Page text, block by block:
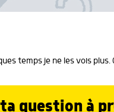
temps je ne les vois plus.
question à